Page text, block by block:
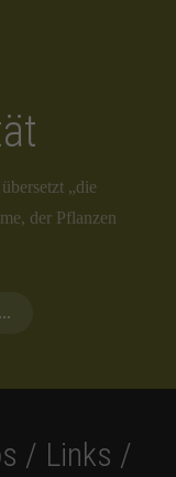
„die
der Pflanzen
/ Links /